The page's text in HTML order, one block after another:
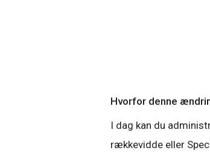
Hvorfor denne
I dag kan du
rækkevidde eller